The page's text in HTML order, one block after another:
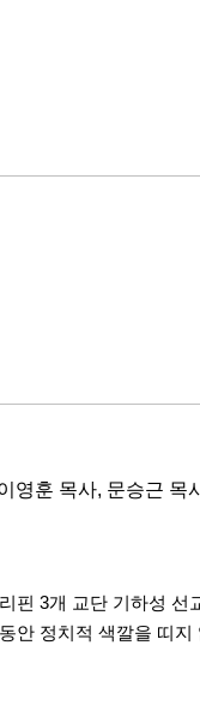
영훈 목사, 문승근 목
핀 3개 교단 기하성
안 정치적 색깔을 띠